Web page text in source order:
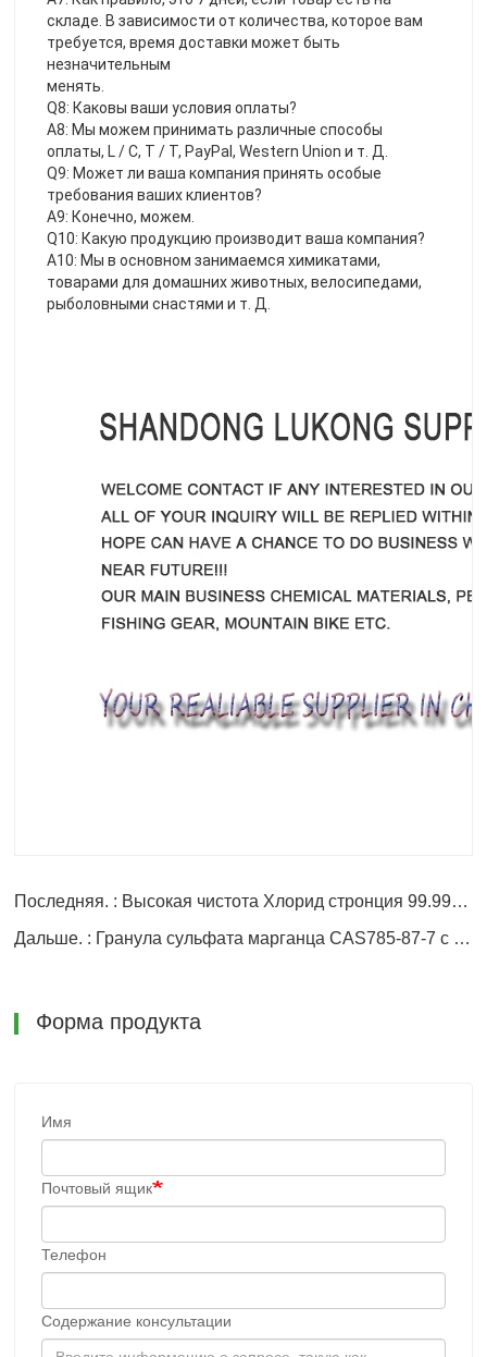
складе. В зависимости от количества, которое вам
требуется, время доставки может быть
незначительным
менять.
Q8: Каковы ваши условия оплаты?
A8: Мы можем принимать различные способы
оплаты, L / C, T / T, PayPal, Western Union и т. Д.
Q9: Может ли ваша компания принять особые
требования ваших клиентов?
А9: Конечно, можем.
Q10: Какую продукцию производит ваша компания?
A10: Мы в основном занимаемся химикатами,
товарами для домашних животных, велосипедами,
рыболовными снастями и т. Д.
Последняя. : Высокая чистота Хлорид стронция 99.999% По лучшей цене
Дальше. : Гранула сульфата марганца CAS785-87-7 с хорошей ценой
Форма продукта
Имя
Почтовый ящик
Телефон
Содержание консультации